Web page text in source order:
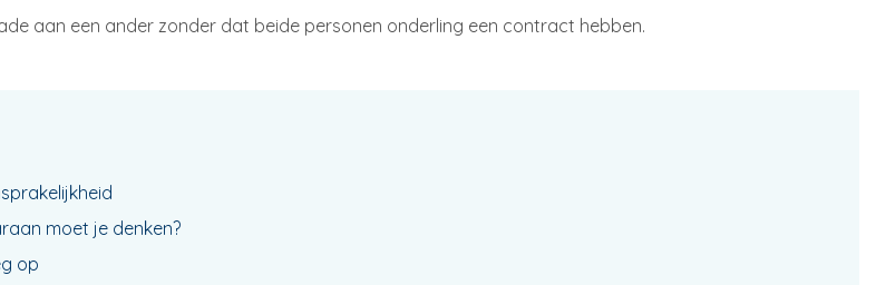
aan een ander zonder dat beide personen onderling een contract hebben.
moet je denken?
op